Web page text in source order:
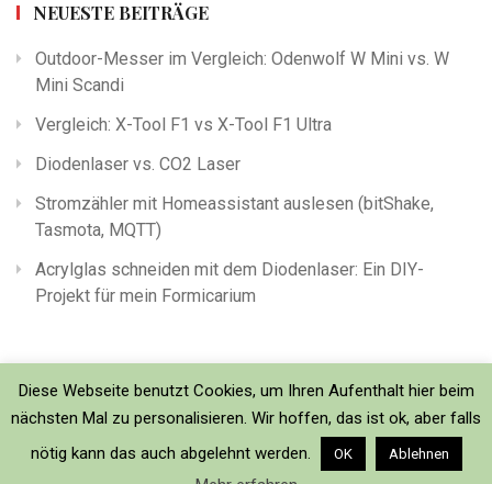
NEUESTE BEITRÄGE
Outdoor-Messer im Vergleich: Odenwolf W Mini vs. W
Mini Scandi
Vergleich: X-Tool F1 vs X-Tool F1 Ultra
Diodenlaser vs. CO2 Laser
Stromzähler mit Homeassistant auslesen (bitShake,
Tasmota, MQTT)
Acrylglas schneiden mit dem Diodenlaser: Ein DIY-
Projekt für mein Formicarium
Diese Webseite benutzt Cookies, um Ihren Aufenthalt hier beim
nächsten Mal zu personalisieren. Wir hoffen, das ist ok, aber falls
nötig kann das auch abgelehnt werden.
OK Ablehnen